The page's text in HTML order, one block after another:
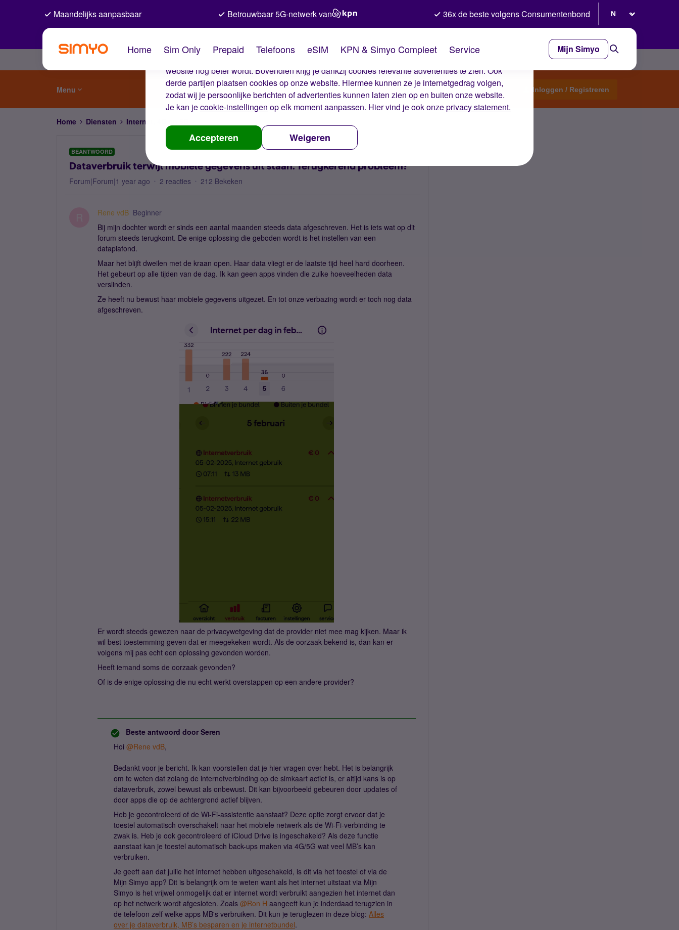
De cookies van Simyo
Wij gebruiken cookies op onze website. Met deze cookies zorgen wij ervoor dat je ervaring op de
website nog beter wordt. Bovendien krijg je dankzij cookies relevante advertenties te zien. Ook
derde partijen plaatsen cookies op onze website. Hiermee kunnen ze je internetgedrag volgen,
zodat wij je persoonlijke berichten of advertenties kunnen laten zien op en buiten onze website.
Je kan jecookie-instellingen op elk moment aanpassen. Hier vind je ook onzeprivacy statement.
Accepteren Weigeren
Maandelijks aanpasbaar Betrouwbaar 5G-netwerk van 36x de beste volgens Consumentenbond
Home Sim Only Prepaid Telefoons eSIM KPN & Simyo Compleet Service Mijn Simyo
Menu Start een topic Inloggen / Registreren
Home Diensten Internet, 4G en 5G
BEANTWOORD
Dataverbruik terwijl mobiele gegevens uit staan. Terugkerend probleem?
Forum|Forum|1 year ago 2 reacties 212 Bekeken
Rene vdB Beginner
Bij mijn dochter wordt er sinds een aantal maanden steeds data afgeschreven. Het is iets wat op dit
forum steeds terugkomt. De enige oplossing die geboden wordt is het instellen van een
dataplafond.
Maar het blijft dweilen met de kraan open. Haar data vliegt er de laatste tijd heel hard doorheen.
Het gebeurt op alle tijden van de dag. Ik kan geen apps vinden die zulke hoeveelheden data
verslinden.
Ze heeft nu bewust haar mobiele gegevens uitgezet. En tot onze verbazing wordt er toch nog data
afgeschreven.
Er wordt steeds gewezen naar de privacywetgeving dat de provider niet mee mag kijken. Maar ik
wil best toestemming geven dat er meegekeken wordt. Als de oorzaak bekend is, dan kan er
volgens mij pas echt een oplossing gevonden worden.
Heeft iemand soms de oorzaak gevonden?
Of is de enige oplossing die nu echt werkt overstappen op een andere provider?
Beste antwoord door Seren
Hoi ​ @Rene vdB,
Bedankt voor je bericht. Ik kan voorstellen dat je hier vragen over hebt. Het is belangrijk
om te weten dat zolang de internetverbinding op de simkaart actief is, er altijd kans is op
dataverbruik, zowel bewust als onbewust. Dit kan bijvoorbeeld gebeuren door updates of
door apps die op de achtergrond actief blijven.
Heb je gecontroleerd of de Wi-Fi-assistentie aanstaat? Deze optie zorgt ervoor dat je
toestel automatisch overschakelt naar het mobiele netwerk als de Wi-Fi-verbinding te
zwak is. Heb je ook gecontroleerd of iCloud Drive is ingeschakeld? Als deze functie
aanstaat kan je toestel automatisch back-ups maken via 4G/5G wat veel MB’s kan
verbruiken.
Je geeft aan dat jullie het internet hebben uitgeschakeld, is dit via het toestel of via de
Mijn Simyo app? Dit is belangrijk om te weten want als het internet uitstaat via Mijn
Simyo is het vrijwel onmogelijk dat er internet wordt verbruikt aangezien het internet dan
op het netwerk wordt afgesloten. Zoals ​ @Ron H aangeeft kun je inderdaad terugzien in
de telefoon zelf welke apps MB's verbruiken. Dit kun je teruglezen in deze blog: Alles
over je dataverbruik, MB’s besparen en je internetbundel.